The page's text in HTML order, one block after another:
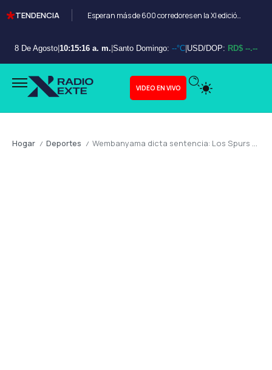
TENDENCIA Esperan más de 600 corredores en la XI edición del Bayahibe 10K
8 De Agosto 10:15:17 a. m. Santo Domingo: --°C USD/DOP: RD$ --.--
VIDEO EN VIVO
Hogar / Deportes / Wembanyama dicta sentencia: Los Spurs aplastan a Portland y estan cerca de las semifinales